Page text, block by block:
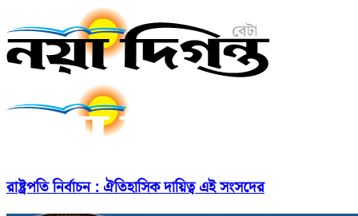
রাষ্ট্রপতি নির্বাচন : ঐতিহাসিক দায়িত্ব এই সংসদের